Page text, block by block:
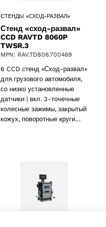
CТЕНДЫ «СХОД-РАЗВАЛ»
Стенд «сход-развал»
CCD RAVTD 8060P
TWSR.3
MPN: RAV.TD806.700469
6 CCD cтенд «Сход-развал»
для грузового автомобиля,
со низко установленные
датчики | вкл. 3-точечные
колесные зажимы, закрытый
кожух, поворотные круги…